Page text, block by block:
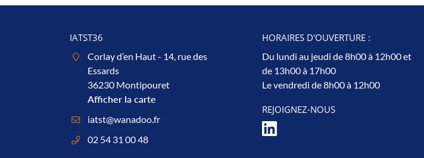
IATST36
Corlay d’en Haut - 14, rue des
Essards
36230 Montipouret
Afficher la carte
02 54 31 00 48
HORAIRES D'OUVERTURE :
Du lundi au jeudi de 8h00 à 12h00 et
de 13h00 à 17h00
Le vendredi de 8h00 à 12h00
REJOIGNEZ-NOUS